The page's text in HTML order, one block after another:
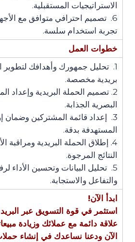
الاستراتيجيات المستقبلية.
6. تصميم احترافي متوافق مع
تجربة استخدام سلسة.
خطوات العمل
1. تحليل جمهورك وأهدافك لتطوير
بريدية مخصصة.
2. تصميم الحملة البريدية وإعداد
البصرية الجذابة.
3. إعداد قائمة المشتركين وضمان
المستهدفة بدقة.
4. إطلاق الحملة البريدية ومراقبة
النتائج المرجوة.
5. تحليل البيانات وتحسين الأداء
والتفاعل والاستجابة.
ابدأ الآن!
استثمر في قوة التسويق عبر البريد
علاقة دائمة مع عملائك وزيادة
الآن ودعنا نساعدك في إنشاء